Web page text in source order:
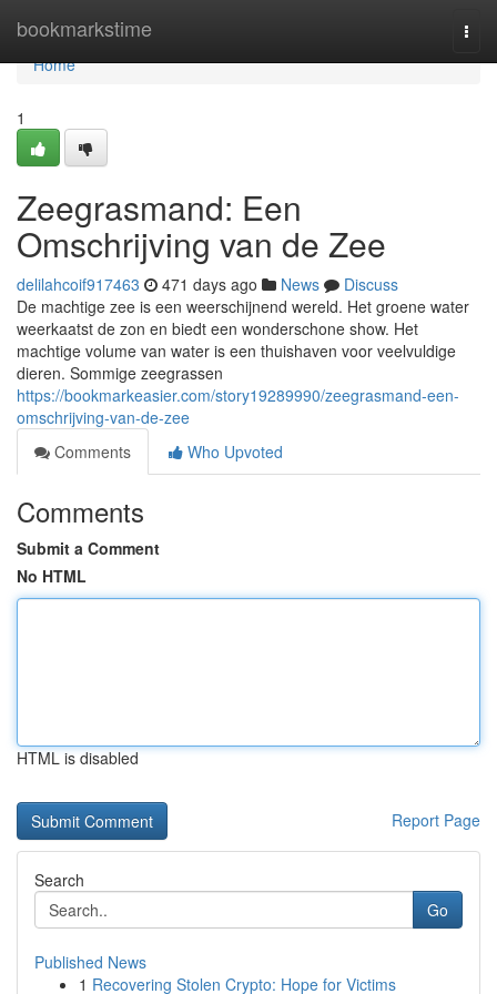
bookmarkstime
Home
Home
1
Zeegrasmand: Een
Omschrijving van de Zee
delilahcoif917463 471 days ago News
Discuss
De machtige zee is een weerschijnend wereld. Het groene water
weerkaatst de zon en biedt een wonderschone show. Het
machtige volume van water is een thuishaven voor veelvuldige
dieren. Sommige zeegrassen
https://bookmarkeasier.com/story19289990/zeegrasmand-een-
omschrijving-van-de-zee
Comments
Who Upvoted
Comments
Submit a Comment
No HTML
HTML is disabled
Report Page
Search
Go
Published News
1 Recovering Stolen Crypto: Hope for Victims